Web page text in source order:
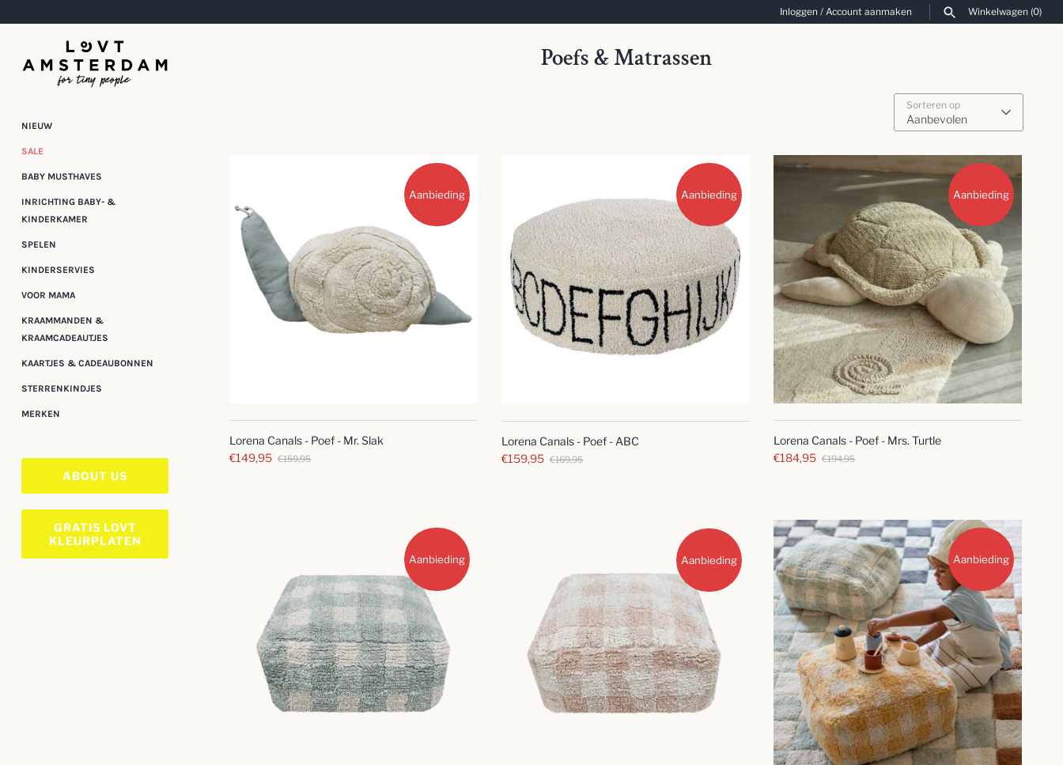
naar
content
Inloggen / Account aanmaken Winkelwagen (0)
NIEUW
SALE
BABY MUSTHAVES
INRICHTING BABY- &
KINDERKAMER
SPELEN
KINDERSERVIES
VOOR MAMA
KRAAMMANDEN &
KRAAMCADEAUTJES
KAARTJES & CADEAUBONNEN
STERRENKINDJES
MERKEN
ABOUT US
GRATIS LOVT
KLEURPLATEN
Poefs & Matrassen
Sorteren op
Aanbevolen
Aanbieding
Lorena Canals - Poef - Mr. Slak
€149,95 €159,95
Aanbieding
Lorena Canals - Poef - ABC
€159,95 €169,95
Aanbieding
SNELLE
BLIK
Lorena Canals - Poef - Mrs. Turtle
€184,95 €194,95
Aanbieding Aanbieding
SNELLE
Aanbieding